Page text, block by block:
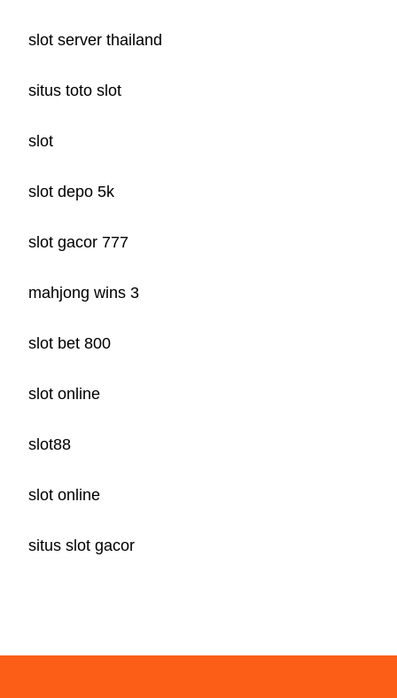
slot server thailand
situs toto slot
slot
slot depo 5k
slot gacor 777
mahjong wins 3
slot bet 800
slot online
slot88
slot online
situs slot gacor